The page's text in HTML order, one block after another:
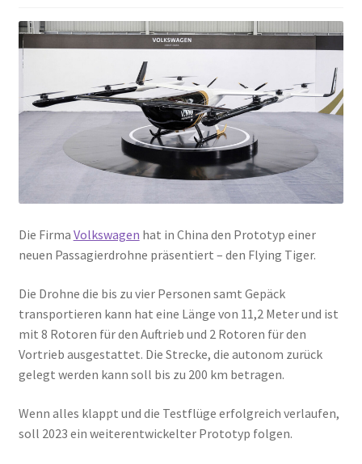
Die Firma Volkswagen hat in China den Prototyp einer
neuen Passagierdrohne präsentiert – den Flying Tiger.
Die Drohne die bis zu vier Personen samt Gepäck
transportieren kann hat eine Länge von 11,2 Meter und ist
mit 8 Rotoren für den Auftrieb und 2 Rotoren für den
Vortrieb ausgestattet. Die Strecke, die autonom zurück
gelegt werden kann soll bis zu 200 km betragen.
Wenn alles klappt und die Testflüge erfolgreich verlaufen,
soll 2023 ein weiterentwickelter Prototyp folgen.